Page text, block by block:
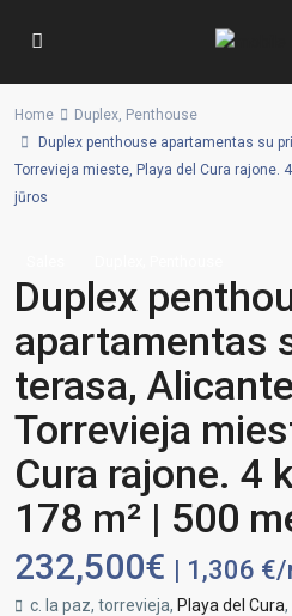
Home Duplex, Penthouse
Duplex penthouse apartamentas su
Torrevieja mieste, Playa del Cura rajone.
jūros
Duplex
apartamentas
terasa,
Torrevieja
Cura rajone. 4
178 m² | 500
232,500€ | 1,306
c. la paz, torrevieja, Playa del Cura,